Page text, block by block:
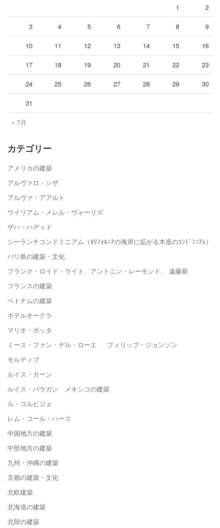
« 7月
1 2
3 4 5 6 7 8 9
10 11 12 13 14 15 16
17 18 19 20 21 22 23
24 25 26 27 28 29 30
31
カテゴリー
アメリカの建築
アルヴァロ・シザ
アルヴァ・アアルト
ウイリアム・メレル・ヴォーリズ
ザハ・ハディド
シーランチコンドミニアム（ｶﾘﾌｫﾙﾆｱの海岸に拡がる木造のｺﾝﾄﾞﾐﾆｱﾑ）
バリ島の建築・文化
フランク・ロイド・ライト、アントニン・レーモンド、 遠藤新
フランスの建築
ベトナムの建築
ホテルオークラ
マリオ・ボッタ
ミース・ファン・デル・ローエ フィリップ・ジョンソン
モルディブ
ルイス・カーン
ルイス・バラガン メキシコの建築
ル・コルビジェ
レム・コール・ハース
中国地方の建築
中部地方の建築
九州・沖縄の建築
京都の建築・文化
北欧建築
北海道の建築
北陸の建築